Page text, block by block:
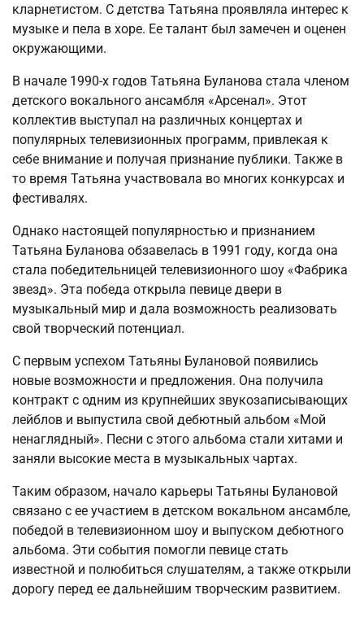
кларнетистом. С детства Татьяна проявляла интерес к
музыке и пела в хоре. Ее талант был замечен и оценен
окружающими.
В начале 1990-х годов Татьяна Буланова стала членом
детского вокального ансамбля «Арсенал». Этот
коллектив выступал на различных концертах и
популярных телевизионных программ, привлекая к
себе внимание и получая признание публики. Также в
то время Татьяна участвовала во многих конкурсах и
фестивалях.
Однако настоящей популярностью и признанием
Татьяна Буланова обзавелась в 1991 году, когда она
стала победительницей телевизионного шоу «Фабрика
звезд». Эта победа открыла певице двери в
музыкальный мир и дала возможность реализовать
свой творческий потенциал.
С первым успехом Татьяны Булановой появились
новые возможности и предложения. Она получила
контракт с одним из крупнейших звукозаписывающих
лейблов и выпустила свой дебютный альбом «Мой
ненаглядный». Песни с этого альбома стали хитами и
заняли высокие места в музыкальных чартах.
Таким образом, начало карьеры Татьяны Булановой
связано с ее участием в детском вокальном ансамбле,
победой в телевизионном шоу и выпуском дебютного
альбома. Эти события помогли певице стать
известной и полюбиться слушателям, а также открыли
дорогу перед ее дальнейшим творческим развитием.